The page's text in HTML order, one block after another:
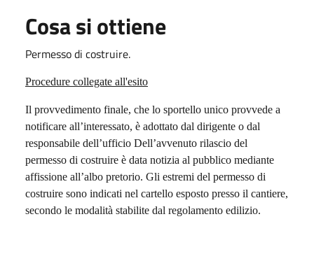
Cosa si ottiene
Permesso di costruire.
Procedure collegate all'esito
Il provvedimento finale, che lo sportello unico provvede a
notificare all’interessato, è adottato dal dirigente o dal
responsabile dell’ufficio Dell’avvenuto rilascio del
permesso di costruire è data notizia al pubblico mediante
affissione all’albo pretorio. Gli estremi del permesso di
costruire sono indicati nel cartello esposto presso il cantiere,
secondo le modalità stabilite dal regolamento edilizio.